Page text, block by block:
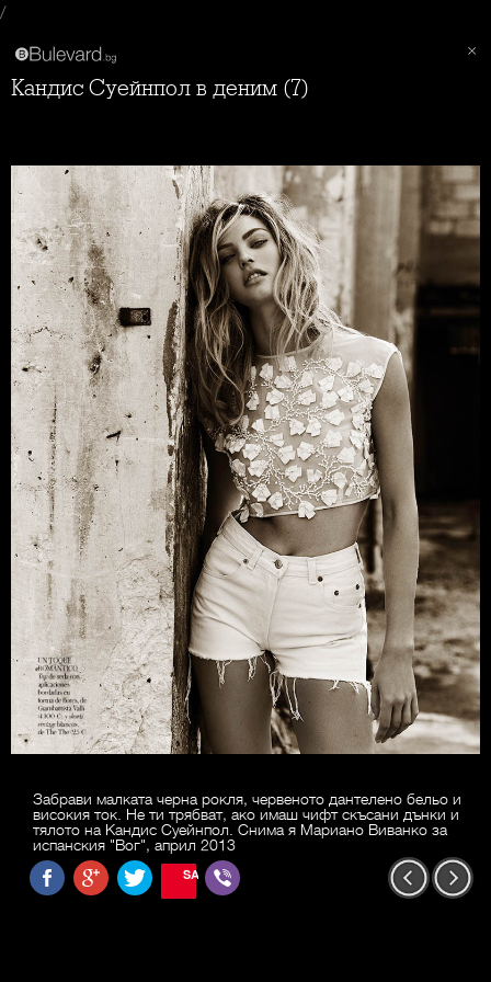
/
Кандис Суейнпол в деним (7)
Забрави малката черна рокля, червеното дантелено бельо и
високия ток. Не ти трябват, ако имаш чифт скъсани дънки и
тялото на Кандис Суейнпол. Снима я Мариано Виванко за
испанския "Вог", април 2013
SAVE